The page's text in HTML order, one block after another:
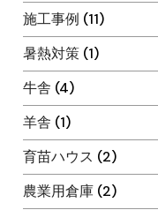
施工事例 (11)
暑熱対策 (1)
牛舎 (4)
羊舎 (1)
育苗ハウス (2)
農業用倉庫 (2)